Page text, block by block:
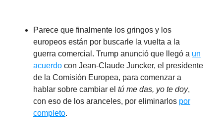
Parece que finalmente los gringos y los
europeos están por buscarle la vuelta a la
guerra comercial. Trump anunció que llegó a un
acuerdo con Jean-Claude Juncker, el presidente
de la Comisión Europea, para comenzar a
hablar sobre cambiar el tú me das, yo te doy,
con eso de los aranceles, por eliminarlos por
completo.